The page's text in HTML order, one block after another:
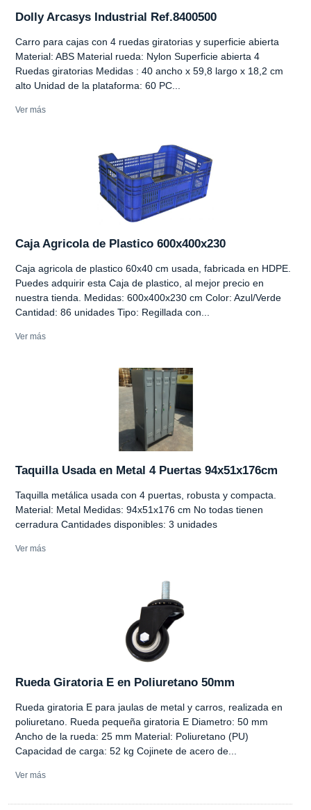
Dolly Arcasys Industrial Ref.8400500
Carro para cajas con 4 ruedas giratorias y superficie abierta
Material: ABS Material rueda: Nylon Superficie abierta 4
Ruedas giratorias Medidas : 40 ancho x 59,8 largo x 18,2 cm
alto Unidad de la plataforma: 60 PC...
Ver más
Caja Agricola de Plastico 600x400x230
Caja agricola de plastico 60x40 cm usada, fabricada en HDPE.
Puedes adquirir esta Caja de plastico, al mejor precio en
nuestra tienda. Medidas: 600x400x230 cm Color: Azul/Verde
Cantidad: 86 unidades Tipo: Regillada con...
Ver más
Taquilla Usada en Metal 4 Puertas 94x51x176cm
Taquilla metálica usada con 4 puertas, robusta y compacta.
Material: Metal Medidas: 94x51x176 cm No todas tienen
cerradura Cantidades disponibles: 3 unidades
Ver más
Rueda Giratoria E en Poliuretano 50mm
Rueda giratoria E para jaulas de metal y carros, realizada en
poliuretano. Rueda pequeña giratoria E Diametro: 50 mm
Ancho de la rueda: 25 mm Material: Poliuretano (PU)
Capacidad de carga: 52 kg Cojinete de acero de...
Ver más